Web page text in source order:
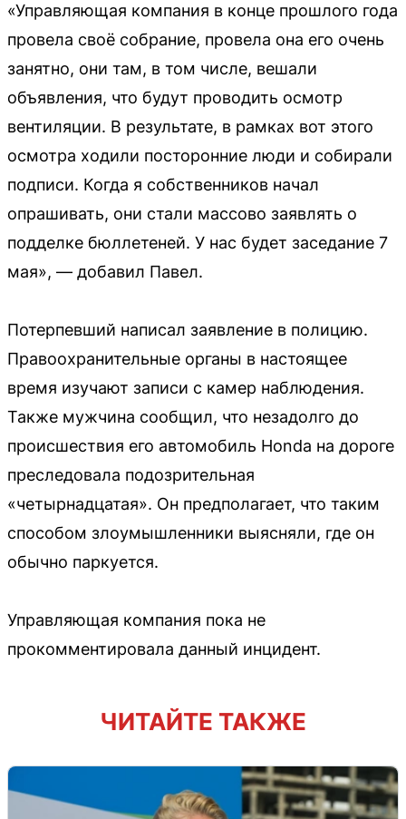
«Управляющая компания в конце прошлого года
провела своё собрание, провела она его очень
занятно, они там, в том числе, вешали
объявления, что будут проводить осмотр
вентиляции. В результате, в рамках вот этого
осмотра ходили посторонние люди и собирали
подписи. Когда я собственников начал
опрашивать, они стали массово заявлять о
подделке бюллетеней. У нас будет заседание 7
мая», — добавил Павел.
Потерпевший написал заявление в полицию.
Правоохранительные органы в настоящее
время изучают записи с камер наблюдения.
Также мужчина сообщил, что незадолго до
происшествия его автомобиль Honda на дороге
преследовала подозрительная
«четырнадцатая». Он предполагает, что таким
способом злоумышленники выясняли, где он
обычно паркуется.
Управляющая компания пока не
прокомментировала данный инцидент.
ЧИТАЙТЕ ТАКЖЕ